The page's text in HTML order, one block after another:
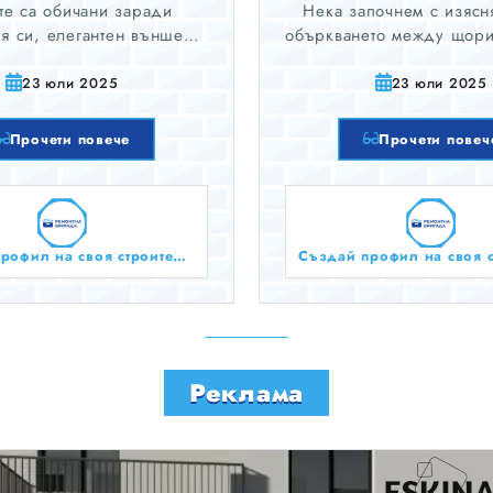
са обичани заради
си, елегантен външен
за прозорци имате
от които да избирате.
23 юли 2025
Прочети повече
Създай профил на своя строителен бизнес тук безплатно!
Нека започнем с
объркването между
обикновено имат
се накланят, за да
светлината и
23 юли 2025
Прочети
Реклама